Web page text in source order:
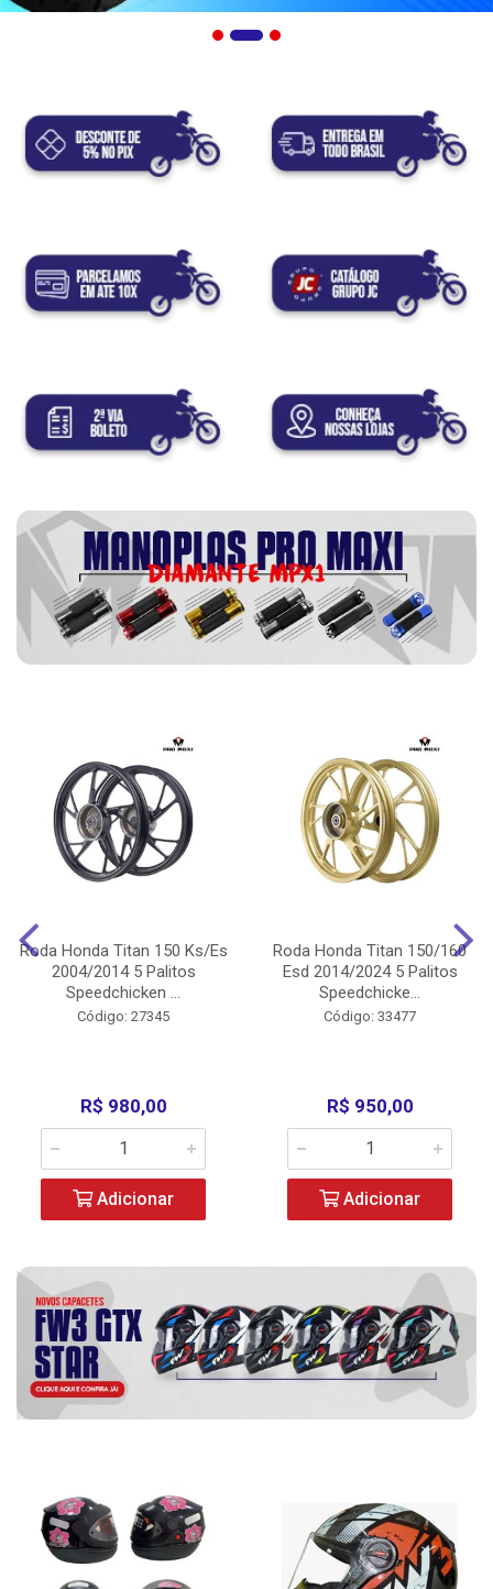
Roda Honda Titan 150 Ks/Es
2004/2014 5 Palitos
Speedchicken ...
Código: 27345
R$ 980,00
Adicionar
Roda Honda Titan 150/160
Esd 2014/2024 5 Palitos
Speedchicke...
Código: 33477
R$ 950,00
Adicionar